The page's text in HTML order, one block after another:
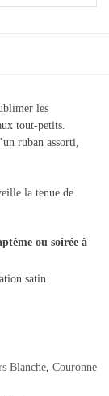
les
tout-petits.
ruban assorti,
la tenue de
ou soirée à
satin
Blanche, Couronne